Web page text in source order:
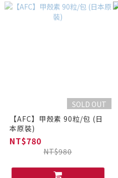
SOLD OUT
【AFC】甲殼素 90粒/包 (日
本原裝)
NT$780
NT$980